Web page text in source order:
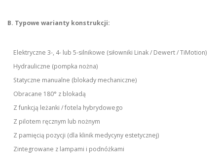
B. Typowe warianty konstrukcji:
Elektryczne 3-, 4- lub 5-silnikowe (siłowniki Linak / Dewert / TiMotion)
Hydrauliczne (pompka nożna)
Statyczne manualne (blokady mechaniczne)
Obracane 180° z blokadą
Z funkcją leżanki / fotela hybrydowego
Z pilotem ręcznym lub nożnym
Z pamięcią pozycji (dla klinik medycyny estetycznej)
Zintegrowane z lampami i podnóżkami